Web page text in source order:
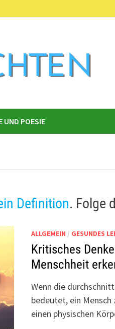
UND POESIE
Definition. Folge
ALLGEMEIN / GESUNDES
Kritisches
Menschheit
Wenn die
bedeutet, ein Mensch
einen physischen